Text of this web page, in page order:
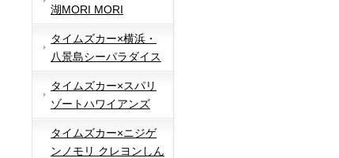
湖MORI MORI
タイムズカー×横浜・
八景島シーパラダイス
タイムズカー×スパリ
ゾートハワイアンズ
タイムズカー×ニジゲ
ンノモリ クレヨンしん